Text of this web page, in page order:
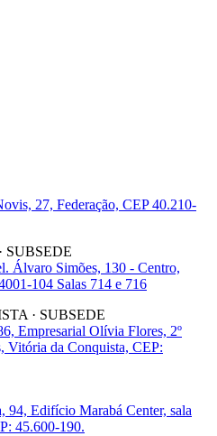
27, Federação, CEP 40.210-
SUBSEDE
Álvaro Simões, 130 - Centro,
104 Salas 714 e 716
· SUBSEDE
Empresarial Olívia Flores, 2º
Vitória da Conquista, CEP:
94, Edifício Marabá Center, sala
45.600-190.